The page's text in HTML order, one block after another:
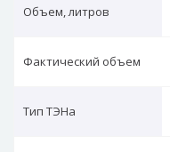
Объем, литров
Фактический объем
Тип ТЭНа